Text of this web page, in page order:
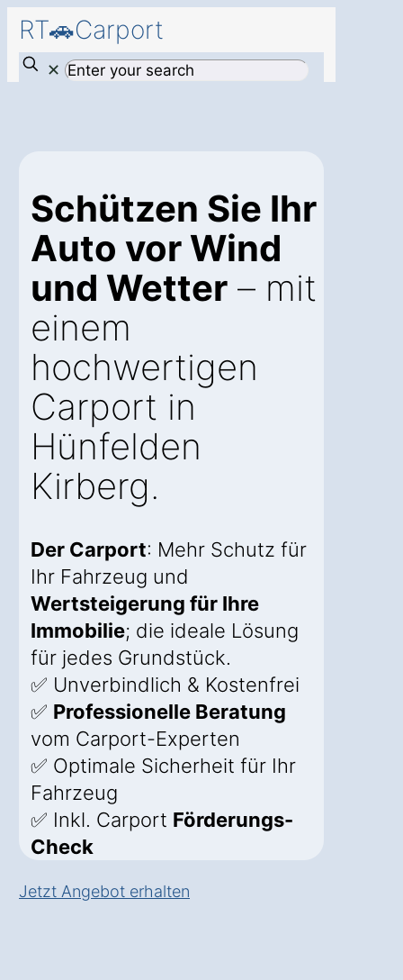
RT🚗Carport
✕
Schützen Sie Ihr
Auto vor Wind
und Wetter – mit
einem
hochwertigen
Carport in
Hünfelden
Kirberg.
Der Carport: Mehr Schutz für
Ihr Fahrzeug und
Wertsteigerung für Ihre
Immobilie; die ideale Lösung
für jedes Grundstück.
✅ Unverbindlich & Kostenfrei
✅ Professionelle Beratung
vom Carport-Experten
✅ Optimale Sicherheit für Ihr
Fahrzeug
✅ Inkl. Carport Förderungs-
Check
Jetzt Angebot erhalten